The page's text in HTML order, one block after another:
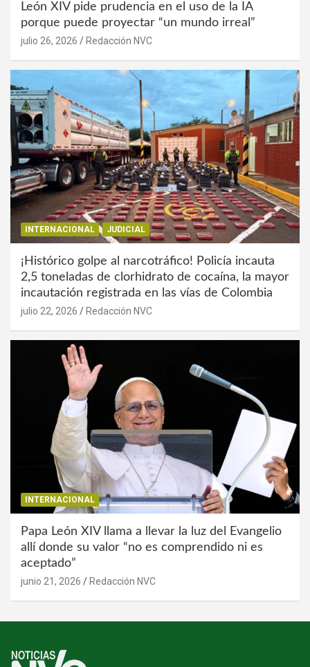
León XIV pide prudencia en el uso de la IA
porque puede proyectar “un mundo irreal”
julio 26, 2026 Redacción NVC
INTERNACIONAL JUDICIAL
¡Histórico golpe al narcotráfico! Policía incauta
2,5 toneladas de clorhidrato de cocaína, la mayor
incautación registrada en las vías de Colombia
julio 22, 2026 Redacción NVC
INTERNACIONAL
Papa León XIV llama a llevar la luz del Evangelio
allí donde su valor “no es comprendido ni es
aceptado”
junio 21, 2026 Redacción NVC